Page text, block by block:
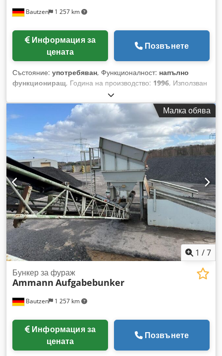
Bautzen 1 257 km
Информация за
цената
Позвънете
Състояние: употребяван, Функционалност: напълно
функциониращ, Година на производство: 1996, Използван
бункер за съхранение на материали -Изходящ конвейер
-Транспортна лента Dkodozq S Avepfx Adxsr
Малка обява
1 /7
Bautzen 1 257 km
Бункер за фураж
Ammann Aufgabebunker
Информация за
цената
Позвънете